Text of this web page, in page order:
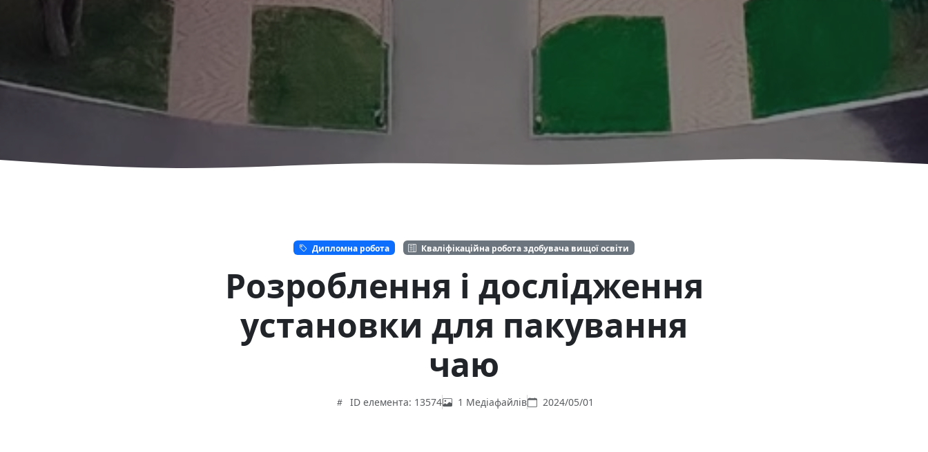
Дипломна робота Кваліфікаційна робота здобувача вищої освіти
Розроблення і дослідження
установки для пакування
чаю
ID елемента: 13574 1 Медіафайлів 2024/05/01